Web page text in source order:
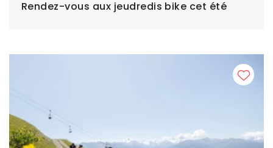
Rendez-vous aux jeudredis bike cet été